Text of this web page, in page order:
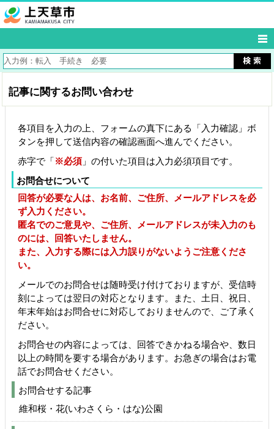
記事に関するお問い合わせ
各項目を入力の上、フォームの真下にある「入力確認」ボ
タンを押して送信内容の確認画面へ進んでください。
赤字で「※必須 」の付いた項目は入力必須項目です。
お問合せについて
回答が必要な人は、お名前、ご住所、メールアドレスを必
ず入力ください。
匿名でのご意見や、ご住所、メールアドレスが未入力のも
のには、回答いたしません。
また、入力する際には入力誤りがないようご注意くださ
い。
メールでのお問合せは随時受け付けておりますが、受信時
刻によっては翌日の対応となります。また、土日、祝日、
年末年始はお問合せに対応しておりませんので、ご了承く
ださい。
お問合せの内容によっては、回答できかねる場合や、数日
以上の時間を要する場合があります。お急ぎの場合はお電
話でお問合せください。
お問合せする記事
維和桜・花(いわさくら・はな)公園